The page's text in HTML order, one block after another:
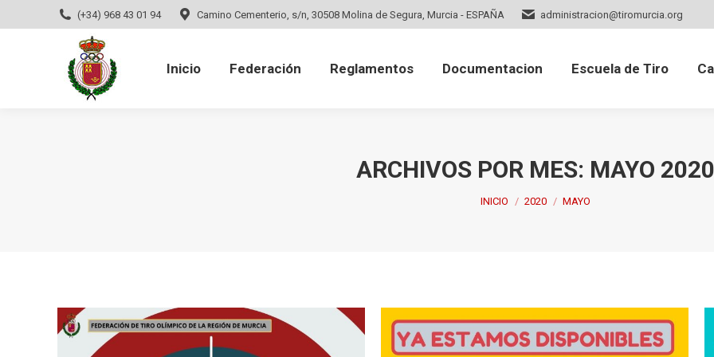
(+34) 968 43 01 94 Camino Cementerio, s/n, 30508 Molina de Segura, Murcia - ESPAÑA administracion@tiromurcia.org
Inicio Federación Reglamentos Documentacion Escuela de Tiro
ARCHIVOS POR MES: MAYO 2020
Estás aquí:
INICIO 2020 MAYO
Inicio Federación Reglamentos Documentacion Escuela de Tiro